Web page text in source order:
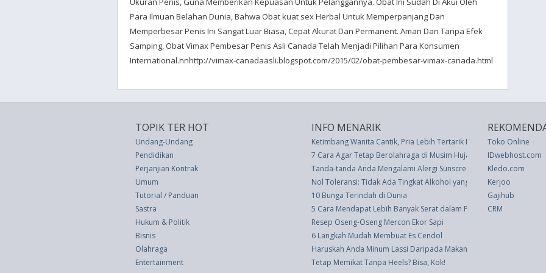
Para Ilmuan Belahan Dunia, Bahwa Obat kuat sex Herbal Untuk Memperpanjang Dan
Memperbesar Penis Ini Sangat Luar Biasa, Cepat Akurat Dan Permanent. Aman Dan Tanpa Efek
Samping, Obat Vimax Pembesar Penis Asli Canada Telah Menjadi Pilihan Para Konsumen
International.nnhttp://vimax-canadaasli.blogspot.com/2015/02/obat-pembesar-vimax-canada.html
TOPIK TER HOT
Undang-Undang
Pendidikan
Perjanjian Kontrak
Umum
Tutorial / Panduan
Sastra
Hukum & Politik
Bisnis
Olahraga
Entertainment
INFO MENARIK
Ketimbang Wanita Cantik, Pria Lebih Tertarik Mobil Indah
7 Cara Agar Tetap Berolahraga di Musim Hujan
Tanda-tanda Anda Mengalami Alergi Sunscreen
Nol Toleransi: Tidak Ada Tingkat Alkohol yang Aman, Kata Studi
10 Bunga Terindah di Dunia
5 Cara Mendapat Lebih Banyak Serat dalam Pola Makan Anda
Resep Oseng-Oseng Mercon Ekor Sapi
6 Langkah Mudah Membuat Es Cendol
Haruskah Anda Minum Lassi Daripada Makan Yogurt?
Tetap Memikat Tanpa Heels? Bisa, Kok!
Toko Online
IDwebhost.com
Kledo.com
Kerjoo
Gajihub
CRM